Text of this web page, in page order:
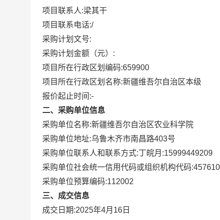
项目联系人:梁其干
项目联系电话:/
采购计划文号:
采购计划金额（元）:
项目所在行政区划编码:659900
项目所在行政区划名称:新疆维吾尔自治区本级
报价起止时间:-
二、采购单位信息
采购单位名称:新疆维吾尔自治区农业科学院
采购单位地址:乌鲁木齐市南昌路403号
采购单位联系人和联系方式:丁皖月:15999449209
采购单位社会统一信用代码或组织机构代码:
采购单位预算编码:112002
三、成交信息
成交日期:2025年4月16日